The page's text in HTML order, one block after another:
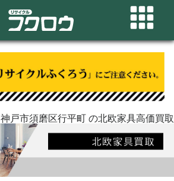
神戸市須磨区行平町 の北欧家具高価買取